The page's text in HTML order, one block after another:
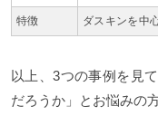
特徴 ダスキンを中
以上、3つの事例を見
だろうか」とお悩みの